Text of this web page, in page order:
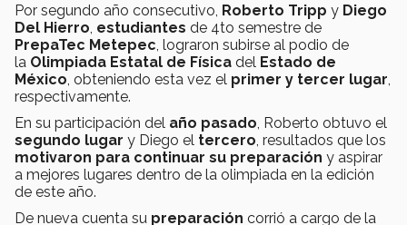
Por segundo año consecutivo, Roberto Tripp y Diego
Del Hierro estudiantes de 4to semestre de
PrepaTec Metepec , lograron subirse al podio de
la Olimpiada Estatal de Física del Estado de
México , obteniendo esta vez el primer y tercer lugar
respectivamente.
En su participación del año pasado , Roberto obtuvo el
segundo lugar y Diego el tercero , resultados que los
motivaron para continuar su preparación y aspirar
a mejores lugares dentro de la olimpiada en la edición
de este año.
De nueva cuenta su preparación corrió a cargo de la